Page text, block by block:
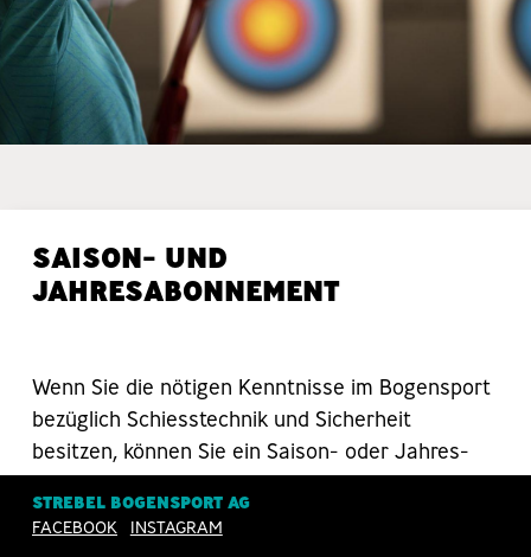
SAISON- UND
JAHRESABONNEMENT
Wenn Sie die nötigen Kenntnisse im Bogensport
bezüglich Schiesstechnik und Sicherheit
besitzen, können Sie ein Saison- oder Jahres-
Abonnement erwerben.
STREBEL BOGENSPORT AG
FACEBOOK
INSTAGRAM